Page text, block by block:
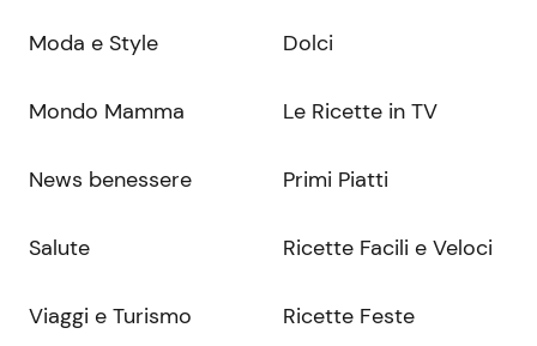
Moda e Style
Mondo Mamma
News benessere
Salute
Viaggi e Turismo
Dolci
Le Ricette in TV
Primi Piatti
Ricette Facili e Veloci
Ricette Feste